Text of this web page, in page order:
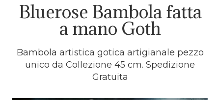
Bluerose Bambola fatta
a mano Goth
Bambola artistica gotica artigianale pezzo
unico da Collezione 45 cm. Spedizione
Gratuita